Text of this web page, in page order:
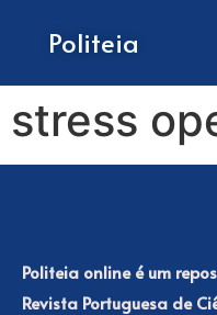
Politeia
stress
Politeia online é um
Revista Portuguesa de